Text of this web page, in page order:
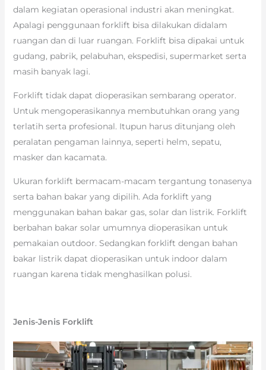
dalam kegiatan operasional industri akan meningkat.
Apalagi penggunaan forklift bisa dilakukan didalam
ruangan dan di luar ruangan. Forklift bisa dipakai untuk
gudang, pabrik, pelabuhan, ekspedisi, supermarket serta
masih banyak lagi.
Forklift tidak dapat dioperasikan sembarang operator.
Untuk mengoperasikannya membutuhkan orang yang
terlatih serta profesional. Itupun harus ditunjang oleh
peralatan pengaman lainnya, seperti helm, sepatu,
masker dan kacamata.
Ukuran forklift bermacam-macam tergantung tonasenya
serta bahan bakar yang dipilih. Ada forklift yang
menggunakan bahan bakar gas, solar dan listrik. Forklift
berbahan bakar solar umumnya dioperasikan untuk
pemakaian outdoor. Sedangkan forklift dengan bahan
bakar listrik dapat dioperasikan untuk indoor dalam
ruangan karena tidak menghasilkan polusi.
Jenis-Jenis Forklift